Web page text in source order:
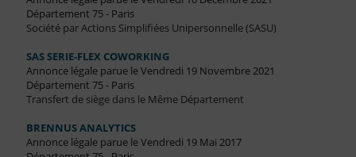
Département 75 - Paris
Société par Actions Simplifiées Unipersonnelle (SASU)
SAS SERIE-FLEX COWORKING
Annonce légale parue le Vendredi 19 Novembre 2021
Département 75 - Paris
Transfert de siège dans le Même Département
BRENNUS ANALYTICS
Annonce légale parue le Vendredi 19 Mai 2017